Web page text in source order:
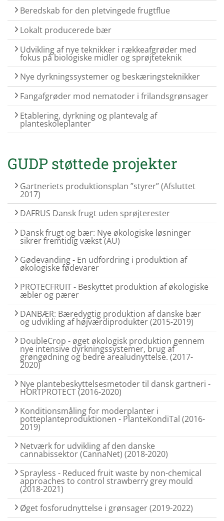
Beredskab for den pletvingede frugtflue
Lokalt producerede bær
Udvikling af nye teknikker i rækkeafgrøder med
fokus på biologiske midler og sprøjteteknik
Nye dyrkningssystemer og beskæringsteknikker
Fangafgrøder mod nematoder i frilandsgrønsager
Etablering, dyrkning og plantevalg af
planteskoleplanter
GUDP støttede projekter
Gartneriets produktionsplan ”styrer” (Afsluttet
2017)
DAFRUS Dansk frugt uden sprøjterester
Dansk frugt og bær: Nye økologiske løsninger
sikrer fremtidig vækst (AU)
Gødevanding - En udfordring i produktion af
økologiske fødevarer
PROTECFRUIT - Beskyttet produktion af økologiske
æbler og pærer
DANBÆR: Bæredygtig produktion af danske bær
og udvikling af højværdiprodukter (2015-2019)
DoubleCrop - øget økologisk produktion gennem
nye intensive dyrkningssystemer, brug af
grøngødning og bedre arealudnyttelse. (2017-
2020)
Nye plantebeskyttelsesmetoder til dansk gartneri -
HORTPROTECT (2016-2020)
Konditionsmåling for moderplanter i
potteplanteproduktionen - PlanteKondiTal (2016-
2019)
Netværk for udvikling af den danske
cannabissektor (CannaNet) (2018-2020)
Sprayless - Reduced fruit waste by non-chemical
approaches to control strawberry grey mould
(2018-2021)
Øget fosforudnyttelse i grønsager (2019-2022)